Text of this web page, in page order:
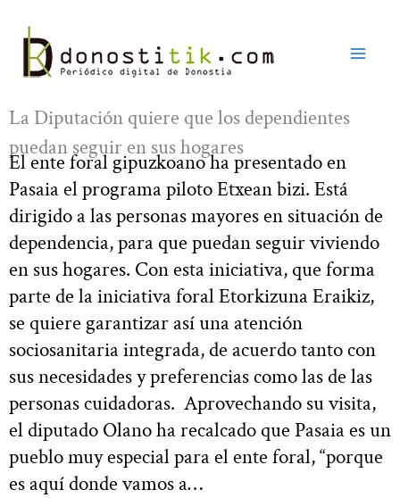
contenido
La Diputación quiere que los dependientes
puedan seguir en sus hogares
El ente foral gipuzkoano ha presentado en
Pasaia el programa piloto Etxean bizi. Está
dirigido a las personas mayores en situación de
dependencia, para que puedan seguir viviendo
en sus hogares. Con esta iniciativa, que forma
parte de la iniciativa foral Etorkizuna Eraikiz,
se quiere garantizar así una atención
sociosanitaria integrada, de acuerdo tanto con
sus necesidades y preferencias como las de las
personas cuidadoras. Aprovechando su visita,
el diputado Olano ha recalcado que Pasaia es un
pueblo muy especial para el ente foral, “porque
es aquí donde vamos a…